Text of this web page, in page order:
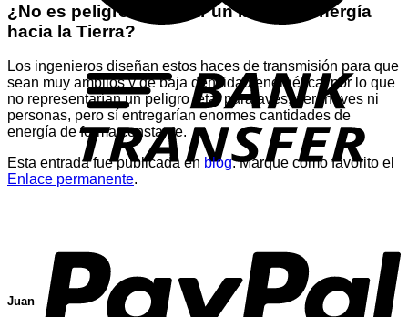
¿No es peligroso enviar un láser de energía
hacia la Tierra?
Los ingenieros diseñan estos haces de transmisión para que
sean muy amplios y de baja densidad energética, por lo que
no representarían un peligro letal para aves, aeronaves ni
personas, pero sí entregarían enormes cantidades de
energía de forma constante.
Esta entrada fue publicada en blog. Marque como favorito el
Enlace permanente.
Juan